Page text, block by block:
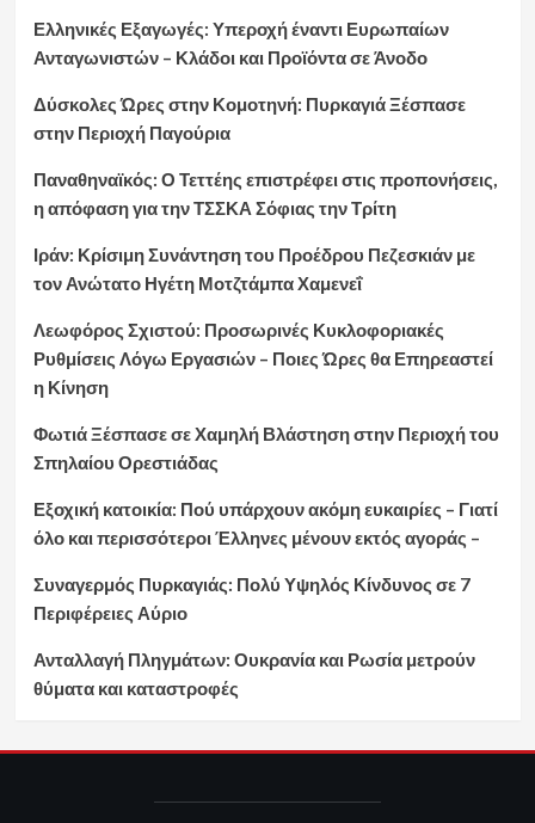
Ελληνικές Εξαγωγές: Υπεροχή έναντι Ευρωπαίων
Ανταγωνιστών – Κλάδοι και Προϊόντα σε Άνοδο
Δύσκολες Ώρες στην Κομοτηνή: Πυρκαγιά Ξέσπασε
στην Περιοχή Παγούρια
Παναθηναϊκός: Ο Τεττέης επιστρέφει στις προπονήσεις,
η απόφαση για την ΤΣΣΚΑ Σόφιας την Τρίτη
Ιράν: Κρίσιμη Συνάντηση του Προέδρου Πεζεσκιάν με
τον Ανώτατο Ηγέτη Μοτζτάμπα Χαμενεΐ
Λεωφόρος Σχιστού: Προσωρινές Κυκλοφοριακές
Ρυθμίσεις Λόγω Εργασιών – Ποιες Ώρες θα Επηρεαστεί
η Κίνηση
Φωτιά Ξέσπασε σε Χαμηλή Βλάστηση στην Περιοχή του
Σπηλαίου Ορεστιάδας
Εξοχική κατοικία: Πού υπάρχουν ακόμη ευκαιρίες – Γιατί
όλο και περισσότεροι Έλληνες μένουν εκτός αγοράς –
Συναγερμός Πυρκαγιάς: Πολύ Υψηλός Κίνδυνος σε 7
Περιφέρειες Αύριο
Ανταλλαγή Πληγμάτων: Ουκρανία και Ρωσία μετρούν
θύματα και καταστροφές